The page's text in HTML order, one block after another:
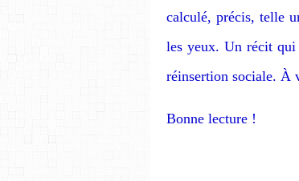
calculé, précis, telle
les yeux. Un récit
réinsertion sociale. À
Bonne lecture !